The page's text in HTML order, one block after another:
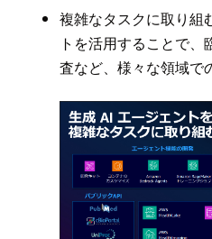
複雑なタスクに取り組
トを活用することで
査など、様々な領域で